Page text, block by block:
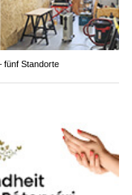
fünf Standorte